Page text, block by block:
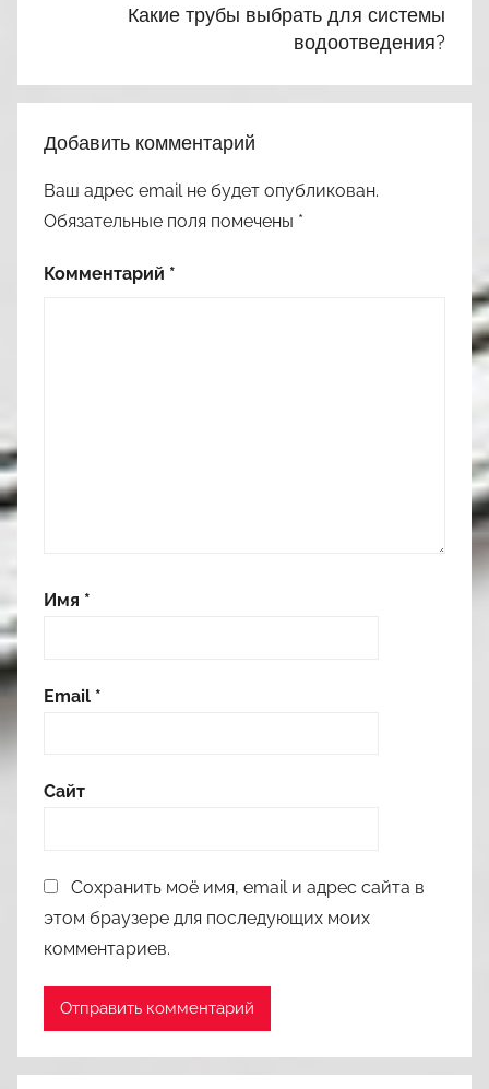
Какие трубы выбрать для системы
водоотведения?
Добавить комментарий
Ваш адрес email не будет опубликован.
Обязательные поля помечены *
Комментарий *
Имя *
Email *
Сайт
Сохранить моё имя, email и адрес сайта в
этом браузере для последующих моих
комментариев.